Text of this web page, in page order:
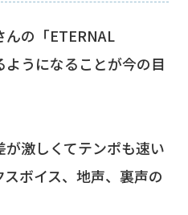
の「ETERNAL
ようになることが今の目
激しくてテンポも速い
ボイス、地声、裏声の